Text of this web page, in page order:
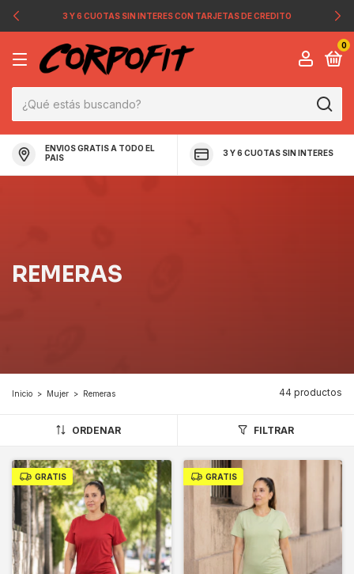
3 Y 6 CUOTAS SIN INTERES CON TARJETAS DE CREDITO
0
ENVIOS GRATIS A TODO EL
PAIS
3 Y 6 CUOTAS SIN INTERES
REMERAS
Inicio > Mujer > Remeras 44 productos
ORDENAR FILTRAR
GRATIS GRATIS